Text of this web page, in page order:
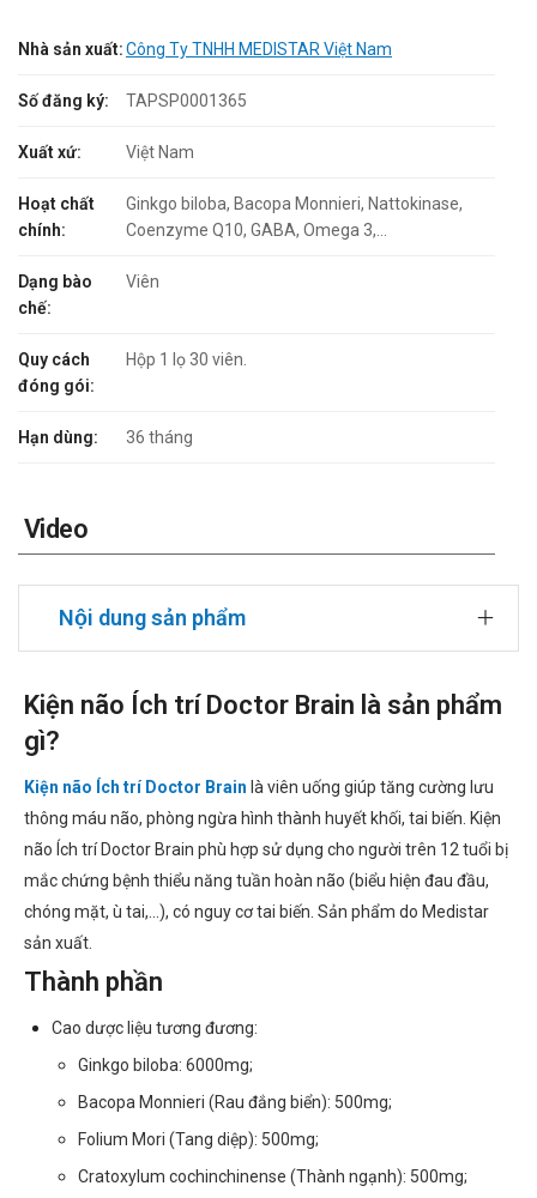
Nhà sản xuất:Công Ty TNHH MEDISTAR Việt Nam
Số đăng ký: TAPSP0001365
Xuất xứ: Việt Nam
Hoạt chất
chính:
Ginkgo biloba, Bacopa Monnieri, Nattokinase,
Coenzyme Q10, GABA, Omega 3,...
Dạng bào
chế:
Viên
Quy cách
đóng gói:
Hộp 1 lọ 30 viên.
Hạn dùng: 36 tháng
Video
Nội dung sản phẩm
Kiện não Ích trí Doctor Brain là sản phẩm
gì?
Kiện não Ích trí Doctor Brain là viên uống giúp tăng cường lưu
thông máu não, phòng ngừa hình thành huyết khối, tai biến. Kiện
não Ích trí Doctor Brain phù hợp sử dụng cho người trên 12 tuổi bị
mắc chứng bệnh thiểu năng tuần hoàn não (biểu hiện đau đầu,
chóng mặt, ù tai,...), có nguy cơ tai biến. Sản phẩm do Medistar
sản xuất.
Thành phần
Cao dược liệu tương đương:
Ginkgo biloba: 6000mg;
Bacopa Monnieri (Rau đắng biển): 500mg;
Folium Mori (Tang diệp): 500mg;
Cratoxylum cochinchinense (Thành ngạnh): 500mg;